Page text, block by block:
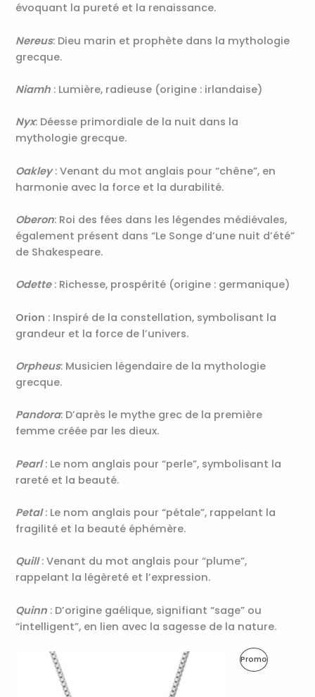
évoquant la pureté et la renaissance.
Nereus: Dieu marin et prophète dans la mythologie
grecque.
Niamh : Lumière, radieuse (origine : irlandaise)
Nyx: Déesse primordiale de la nuit dans la
mythologie grecque.
Oakley: Venant du mot anglais pour “chêne”, en
harmonie avec la force et la durabilité.
Oberon: Roi des fées dans les légendes médiévales,
également présent dans “Le Songe d’une nuit d’été”
de Shakespeare.
Odette: Richesse, prospérité (origine : germanique)
Orion : Inspiré de la constellation, symbolisant la
grandeur et la force de l’univers.
Orpheus: Musicien légendaire de la mythologie
grecque.
Pandora: D’après le mythe grec de la première
femme créée par les dieux.
Pearl: Le nom anglais pour “perle”, symbolisant la
rareté et la beauté.
Petal: Le nom anglais pour “pétale”, rappelant la
fragilité et la beauté éphémère.
Quill: Venant du mot anglais pour “plume”,
rappelant la légèreté et l’expression.
Quinn : D’origine gaélique, signifiant “sage” ou
“intelligent”, en lien avec la sagesse de la nature.
PromoProduit
Le
prix
initial
était :